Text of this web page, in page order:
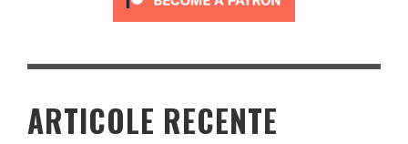
ARTICOLE RECENTE